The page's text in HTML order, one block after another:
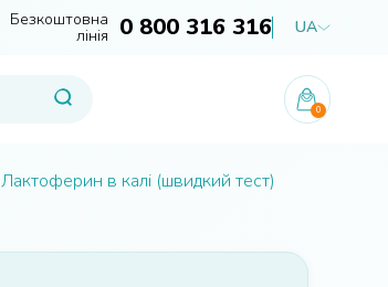
Безкоштовна
лінія 0 800 316 316 UA
0
Лактоферин в калі (швидкий тест)